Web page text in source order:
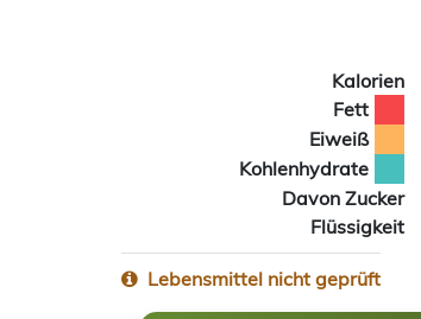
Kalorien
Fett
Eiweiß
Kohlenhydrate
Davon Zucker
Flüssigkeit
Lebensmittel nicht geprüft